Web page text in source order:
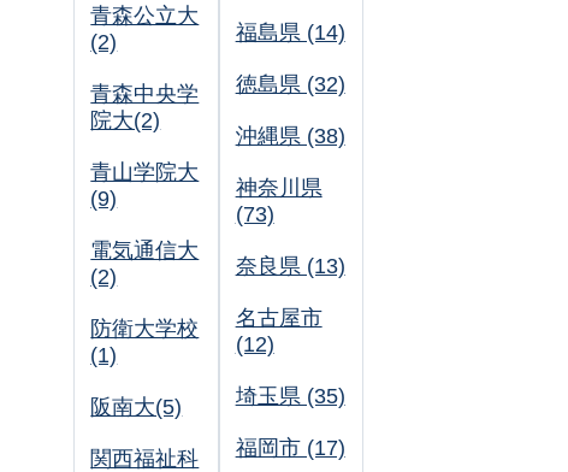
青森公立大
(2)
青森中央学
院大(2)
青山学院大
(9)
電気通信大
(2)
防衛大学校
(1)
阪南大(5)
関西福祉科
福島県 (14)
徳島県 (32)
沖縄県 (38)
神奈川県
(73)
奈良県 (13)
名古屋市
(12)
埼玉県 (35)
福岡市 (17)